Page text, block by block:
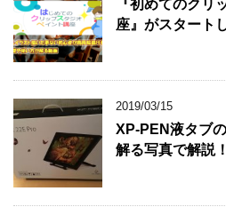
『初めてのクリ
座』がスタート
2019/03/15
XP-PEN液タブ
解る写真で解説！